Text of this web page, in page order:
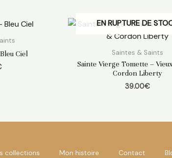
Ciel
EN RUPTURE DE
Saintes & Saints
Sainte Vierge Tomette –
Cordon Liberty
39.00€
collections Mon histoire Contact